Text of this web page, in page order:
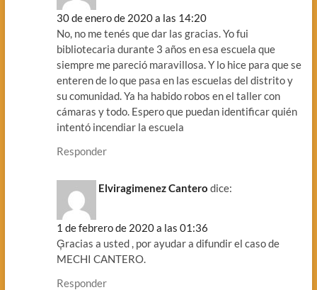
30 de enero de 2020 a las 14:20
No, no me tenés que dar las gracias. Yo fui
bibliotecaria durante 3 años en esa escuela que
siempre me pareció maravillosa. Y lo hice para que se
enteren de lo que pasa en las escuelas del distrito y
su comunidad. Ya ha habido robos en el taller con
cámaras y todo. Espero que puedan identificar quién
intentó incendiar la escuela
Responder
Elviragimenez Cantero dice:
1 de febrero de 2020 a las 01:36
Ģracias a usted , por ayudar a difundir el caso de
MECHI CANTERO.
Responder